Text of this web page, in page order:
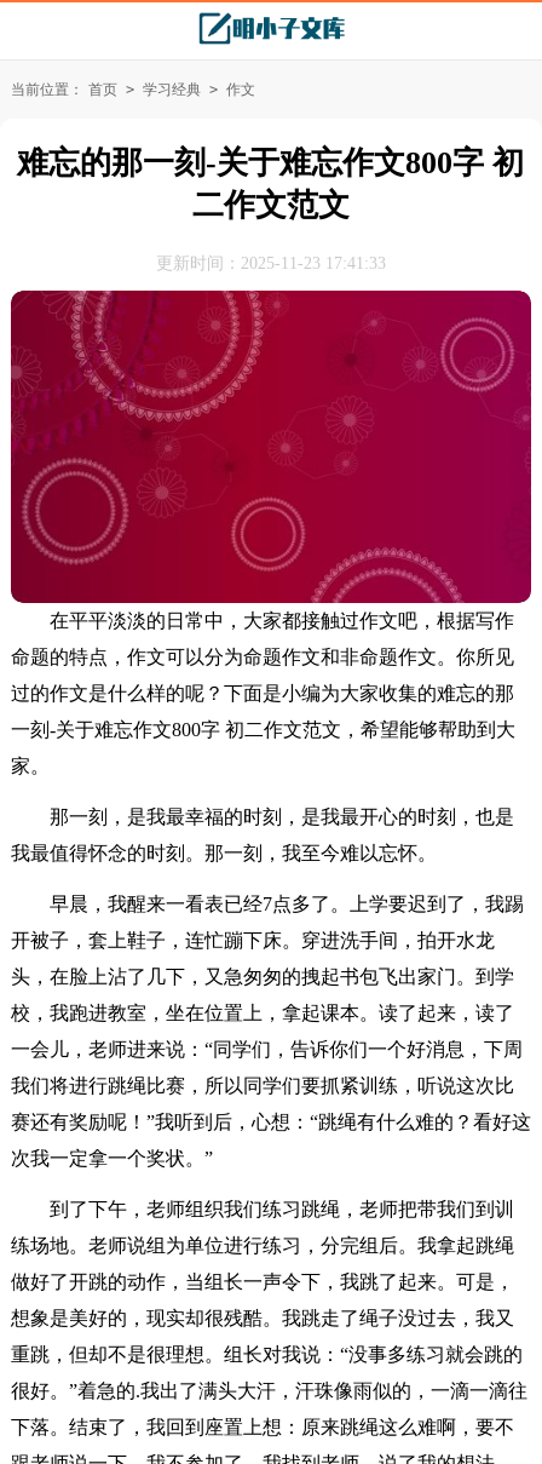
当前位置： 首页 > 学习经典 > 作文
难忘的那一刻-关于难忘作文800字 初
二作文范文
更新时间：2025-11-23 17:41:33
在平平淡淡的日常中，大家都接触过作文吧，根据写作
命题的特点，作文可以分为命题作文和非命题作文。你所见
过的作文是什么样的呢？下面是小编为大家收集的难忘的那
一刻-关于难忘作文800字 初二作文范文，希望能够帮助到大
家。
那一刻，是我最幸福的时刻，是我最开心的时刻，也是
我最值得怀念的时刻。那一刻，我至今难以忘怀。
早晨，我醒来一看表已经7点多了。上学要迟到了，我踢
开被子，套上鞋子，连忙蹦下床。穿进洗手间，拍开水龙
头，在脸上沾了几下，又急匆匆的拽起书包飞出家门。到学
校，我跑进教室，坐在位置上，拿起课本。读了起来，读了
一会儿，老师进来说：“同学们，告诉你们一个好消息，下周
我们将进行跳绳比赛，所以同学们要抓紧训练，听说这次比
赛还有奖励呢！”我听到后，心想：“跳绳有什么难的？看好这
次我一定拿一个奖状。”
到了下午，老师组织我们练习跳绳，老师把带我们到训
练场地。老师说组为单位进行练习，分完组后。我拿起跳绳
做好了开跳的动作，当组长一声令下，我跳了起来。可是，
想象是美好的，现实却很残酷。我跳走了绳子没过去，我又
重跳，但却不是很理想。组长对我说：“没事多练习就会跳的
很好。”着急的.我出了满头大汗，汗珠像雨似的，一滴一滴往
下落。结束了，我回到座置上想：原来跳绳这么难啊，要不